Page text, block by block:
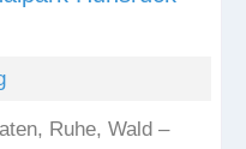
Ruhe, Wald –